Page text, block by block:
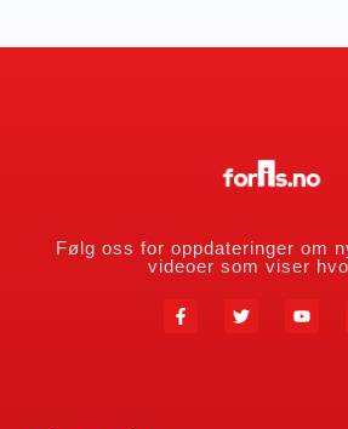
Følg oss for oppdateringer om
videoer som viser